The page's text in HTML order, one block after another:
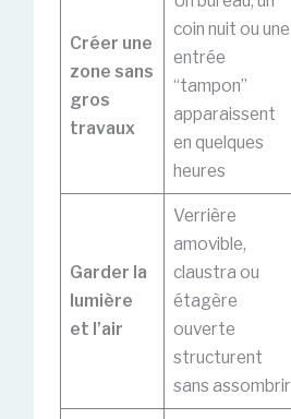
Créer une
zone sans
gros
travaux
coin nuit ou une
entrée
“tampon”
apparaissent
en quelques
heures
Garder la
lumière
et l’air
Verrière
amovible,
claustra ou
étagère
ouverte
structurent
sans assombrir